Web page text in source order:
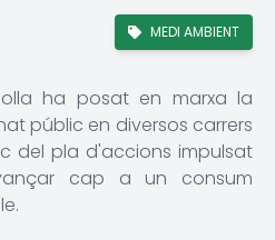
MEDI AMBIENT
ha posat en marxa la
públic en diversos carrers
del pla d'accions impulsat
cap a un consum